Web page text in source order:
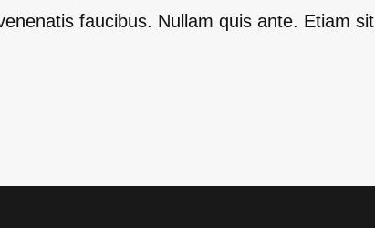
faucibus. Nullam quis ante. Etiam sit